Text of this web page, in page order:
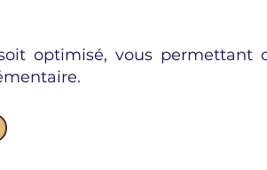
optimisé, vous permettant